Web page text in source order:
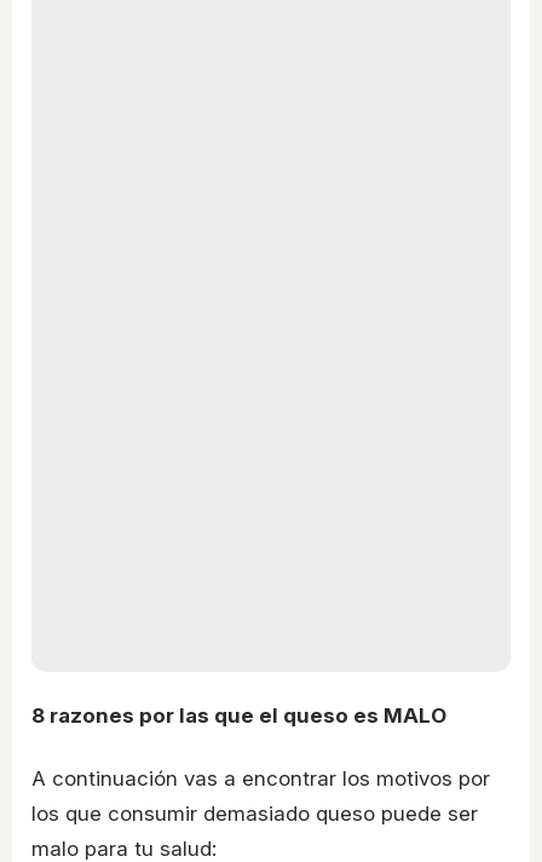
8 razones por las que el queso es MALO
A continuación vas a encontrar los motivos por
los que consumir demasiado queso puede ser
malo para tu salud: